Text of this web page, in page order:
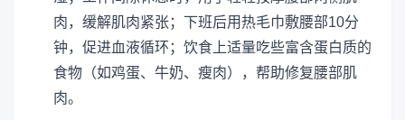
肉，缓解肌肉紧张；下班后用热毛巾敷腰部10分
钟，促进血液循环；饮食上适量吃些富含蛋白质的
食物（如鸡蛋、牛奶、瘦肉），帮助修复腰部肌
肉。